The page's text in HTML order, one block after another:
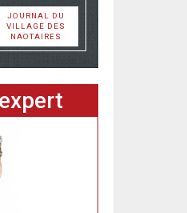
JOURNAL DU
VILLAGE DES
NAOTAIRES